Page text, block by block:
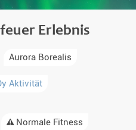
Erlebnis
Aurora Borealis
Aktivität
Normale Fitness